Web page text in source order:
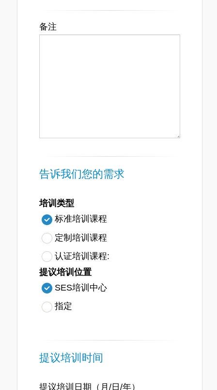
备注
告诉我们您的需求
培训类型
标准培训课程
定制培训课程
认证培训课程:
提议培训位置
SES培训中心
指定
提议培训时间
提议培训日期（月/日/年）